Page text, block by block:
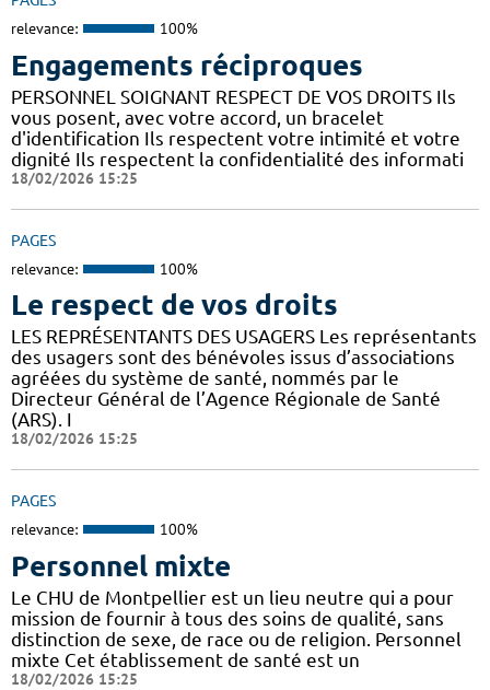
relevance: 100%
Engagements réciproques
PERSONNEL SOIGNANT RESPECT DE VOS DROITS Ils
vous posent, avec votre accord, un bracelet
d'identification Ils respectent votre intimité et votre
dignité Ils respectent la confidentialité des informati
18/02/2026 15:25
PAGES
relevance: 100%
Le respect de vos droits
LES REPRÉSENTANTS DES USAGERS Les représentants
des usagers sont des bénévoles issus d’associations
agréées du système de santé, nommés par le
Directeur Général de l’Agence Régionale de Santé
(ARS). I
18/02/2026 15:25
PAGES
relevance: 100%
Personnel mixte
Le CHU de Montpellier est un lieu neutre qui a pour
mission de fournir à tous des soins de qualité, sans
distinction de sexe, de race ou de religion. Personnel
mixte Cet établissement de santé est un
18/02/2026 15:25